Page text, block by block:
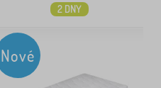
2 DNY
Nové